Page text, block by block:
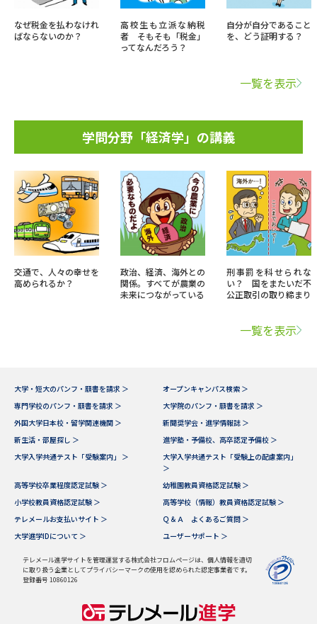
なぜ税金を払わなけれ
ばならないのか？
高校生も立派な納税
者 そもそも「税金」
ってなんだろう？
自分が自分であること
を、どう証明する？
一覧を表示
学問分野「経済学」の講義
交通で、人々の幸せを
高められるか？
政治、経済、海外との
関係。すべてが農業の
未来につながっている
刑事罰を科せられな
い？ 国をまたいだ不
公正取引の取り締まり
一覧を表示
大学・短大のパンフ・願書を請求 ＞
オープンキャンパス検索 ＞
専門学校のパンフ・願書を請求 ＞
大学院のパンフ・願書を請求 ＞
外国大学日本校・留学関連機関 ＞
新聞奨学会・進学情報誌 ＞
新生活・部屋探し ＞
進学塾・予備校、高卒認定予備校 ＞
大学入学共通テスト「受験案内」 ＞
大学入学共通テスト「受験上の配慮案内」
＞
高等学校卒業程度認定試験 ＞
幼稚園教員資格認定試験 ＞
小学校教員資格認定試験 ＞
高等学校（情報）教員資格認定試験 ＞
テレメールお支払いサイト ＞
Ｑ＆Ａ よくあるご質問 ＞
大学進学IDについて ＞
ユーザーサポート ＞
テレメール進学サイトを管理運営する株式会社フロムページは、個人情報を適切
に取り扱う企業としてプライバシーマークの使用を認められた認定事業者です。
登録番号 10860126